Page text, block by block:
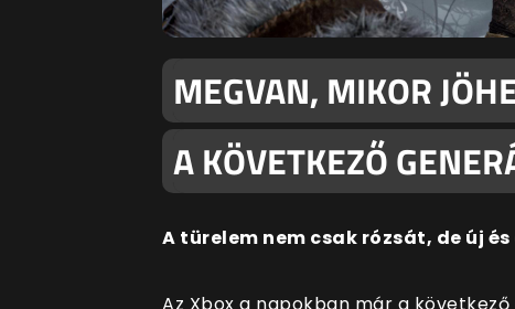
MEGVAN, MIKOR
A KÖVETKEZŐ
A türelem nem csak rózsát, de új
Az Xbox a napokban már a